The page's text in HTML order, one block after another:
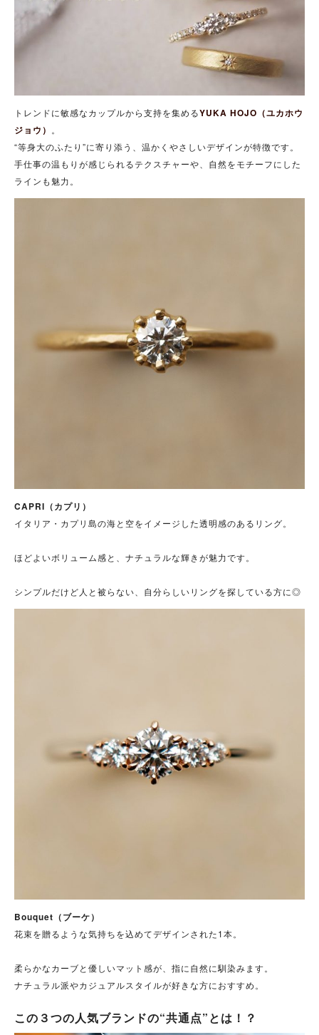
トレンドに敏感なカップルから支持を集めるYUKA HOJO（ユカホウ
ジョウ） 。
“等身大のふたり”に寄り添う、温かくやさしいデザインが特徴です。
手仕事の温もりが感じられるテクスチャーや、自然をモチーフにした
ラインも魅力。
CAPRI（カプリ）
イタリア・カプリ島の海と空をイメージした透明感のあるリング。
ほどよいボリューム感と、ナチュラルな輝きが魅力です。
シンプルだけど人と被らない、自分らしいリングを探している方に◎
Bouquet（ブーケ）
花束を贈るような気持ちを込めてデザインされた1本。
柔らかなカーブと優しいマット感が、指に自然に馴染みます。
ナチュラル派やカジュアルスタイルが好きな方におすすめ。
この３つの人気ブランドの“共通点”とは！？